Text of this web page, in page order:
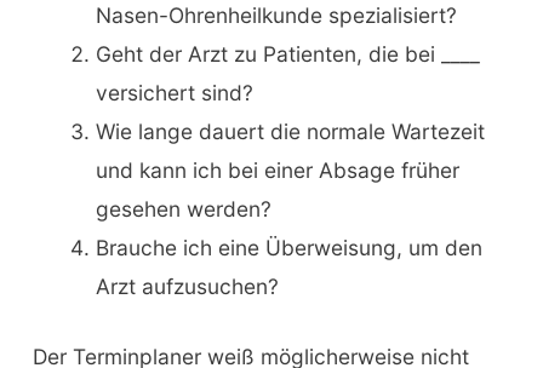
Nasen-Ohrenheilkunde spezialisiert?
Geht der Arzt zu Patienten, die bei ____
versichert sind?
Wie lange dauert die normale Wartezeit
und kann ich bei einer Absage früher
gesehen werden?
Brauche ich eine Überweisung, um den
Arzt aufzusuchen?
Der Terminplaner weiß möglicherweise nicht